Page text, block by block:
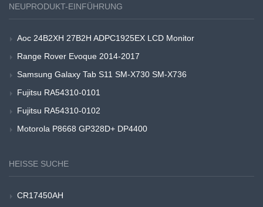
NEUPRODUKT-EINFÜHRUNG
Aoc 24B2XH 27B2H ADPC1925EX LCD Monitor
Range Rover Evoque 2014-2017
Samsung Galaxy Tab S11 SM-X730 SM-X736
Fujitsu RA54310-0101
Fujitsu RA54310-0102
Motorola P8668 GP328D+ DP4400
HEISSE SUCHE
CR17450AH